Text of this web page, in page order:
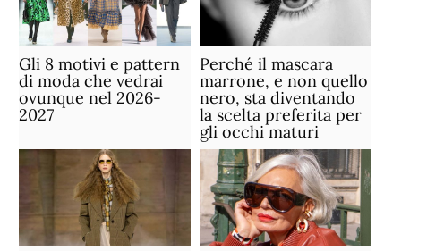
Gli 8 motivi e pattern
di moda che vedrai
ovunque nel 2026-
2027
Perché il mascara
marrone, e non quello
nero, sta diventando
la scelta preferita per
gli occhi maturi